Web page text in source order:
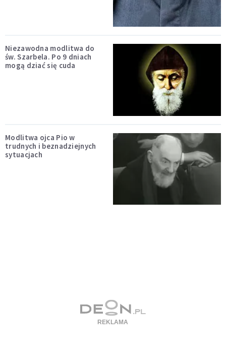
Niezawodna modlitwa do
św. Szarbela. Po 9 dniach
mogą dziać się cuda
Modlitwa ojca Pio w
trudnych i beznadziejnych
sytuacjach